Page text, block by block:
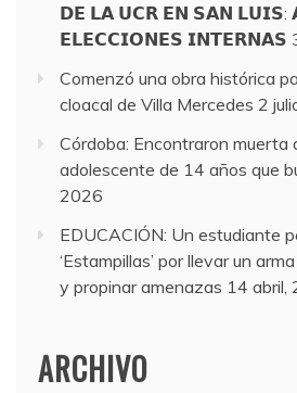
𝗗𝗘 𝗟𝗔 𝗨𝗖𝗥 𝗘𝗡 𝗦𝗔𝗡 𝗟𝗨𝗜𝗦:
𝗘𝗟𝗘𝗖𝗖𝗜𝗢𝗡𝗘𝗦 𝗜𝗡𝗧𝗘𝗥𝗡𝗔𝗦
Comenzó una obra histórica
cloacal de Villa Mercedes 2
Córdoba: Encontraron muerta
adolescente de 14 años que
2026
EDUCACIÓN: Un estudiante
‘Estampillas’ por llevar un
y propinar amenazas 14 abril,
ARCHIVO